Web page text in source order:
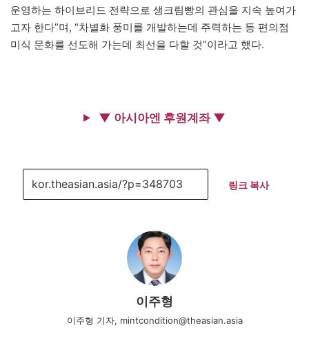
운영하는 하이브리드 전략으로 생크림빵의 관심을 지속 높여가
고자 한다”며, “차별화 풍미를 개발하는데 주력하는 등 편의점
미식 문화를 선도해 가는데 최선을 다할 것”이라고 했다.
▼ 아시아엔 후원계좌 ▼
링크 복사
이주형
이주형 기자, mintcondition@theasian.asia